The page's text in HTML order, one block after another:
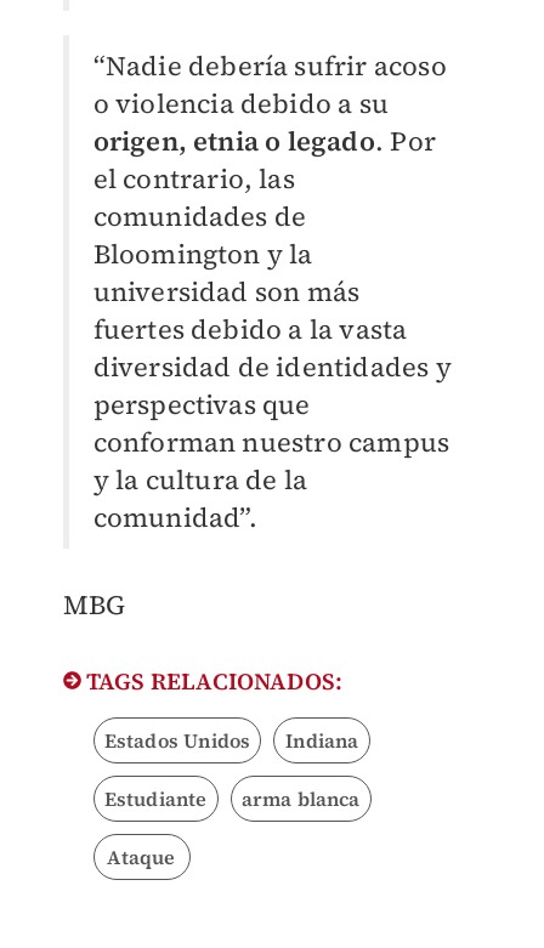
“Nadie debería sufrir acoso
o violencia debido a su
origen, etnia o legado. Por
el contrario, las
comunidades de
Bloomington y la
universidad son más
fuertes debido a la vasta
diversidad de identidades y
perspectivas que
conforman nuestro campus
y la cultura de la
comunidad”.
MBG
TAGS RELACIONADOS:
Estados Unidos Indiana
Estudiante arma blanca
Ataque